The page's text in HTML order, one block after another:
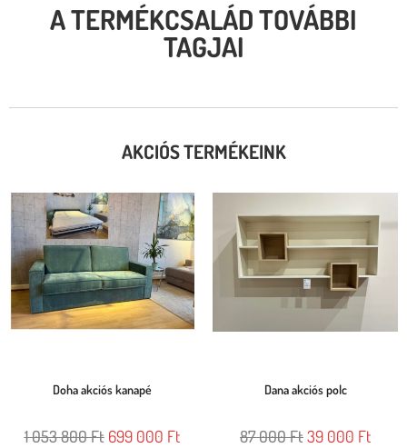
A TERMÉKCSALÁD TOVÁBBI
TAGJAI
AKCIÓS TERMÉKEINK
Doha akciós kanapé
1 053 800Ft 699 000 Ft
Dana akciós polc
87 000Ft39 000 Ft